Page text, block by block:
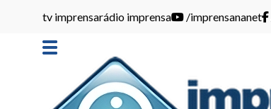
tv imprensarádio imprensa /imprensananet